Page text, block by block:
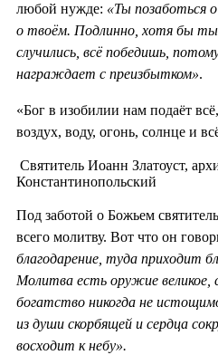
любой нужде: «Ты позаботься
о твоём. Подлинно, хотя бы
случились, всё победишь,
награждает с преизбытком».
«Бог в изобилии нам подаёт
воздух, воду, огонь, солнце и
Святитель Иоанн Златоуст,
Константинопольский
Под заботой о Божьем
всего молитву. Вот что он
благодарение, туда приходит
Молитва есть оружие великое,
богатство никогда не
из души скорбящей и сердца
восходит к небу».